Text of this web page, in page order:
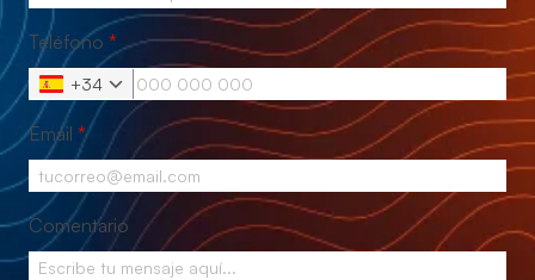
Teléfono *
+34
Email *
Comentario